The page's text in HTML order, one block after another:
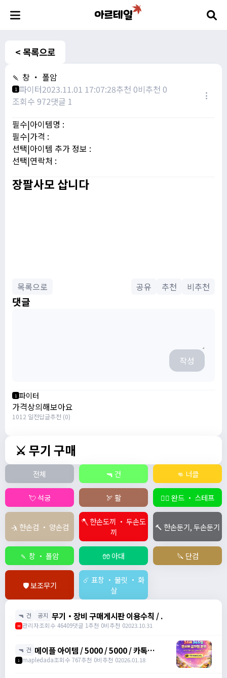
< 목록으로
🍡 창 ・ 폴암
1 파이터2023.11.01 17:07:28추천 0비추천 0
조회수 972댓글 1
필수|아이템명 :
필수|가격 :
선택|아이템 추가 정보 :
선택|연락처 :
장팔사모 삽니다
목록으로 공유 추천 비추천
댓글
작성
1 파이터
가격상의해보아요
1012 일전답글추천 (0)
⚔️ 무기 구매
전체 🔫 건 👊 너클
💘 석궁 🏹 활 🧙‍♀️ 완드 ・ 스테프
🤺 한손검 ・ 양손검
🪓 한손도끼 ・ 두손도
끼
🔨 한손둔기, 두손둔기
🍡 창 ・ 폴암 🧤 아대 🔪 단검
🛡️ 보조무기
☄️ 표창 ・ 불릿 ・ 화
살
🔫 건 공지 무기・장비 구매게시판 이용수칙 / .
M 관리자조회수 46409댓글 1추천 0비추천 02023.10.31
🔫 건 메이플 아이템 / 5000 / 5000 / 카톡
han8246
1 mapledada조회수 767추천 0비추천 02026.01.18